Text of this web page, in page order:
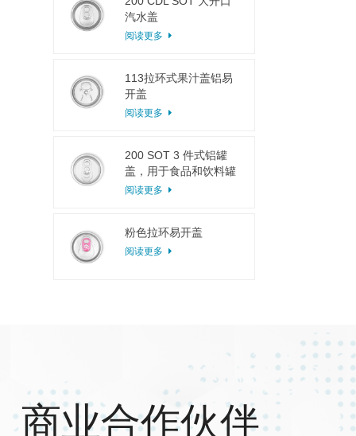
汽水盖
阅读更多
113拉环式果汁盖铝易
开盖
阅读更多
200 SOT 3 件式铝罐
盖，用于食品和饮料罐
头
阅读更多
粉色拉环易开盖
阅读更多
商业合作伙伴